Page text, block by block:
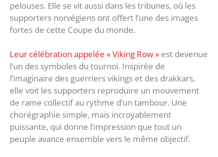
pelouses. Elle se vit aussi dans les tribunes, où les
supporters norvégiens ont offert l’une des images
fortes de cette Coupe du monde.
Leur célébration appelée « Viking Row » est devenue
l’un des symboles du tournoi. Inspirée de
l’imaginaire des guerriers vikings et des drakkars,
elle voit les supporters reproduire un mouvement
de rame collectif au rythme d’un tambour. Une
chorégraphie simple, mais incroyablement
puissante, qui donne l’impression que tout un
peuple avance ensemble vers le même objectif.